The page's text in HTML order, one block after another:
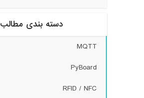
دسته بندی مطالب
MQTT
PyBoard
RFID / NFC